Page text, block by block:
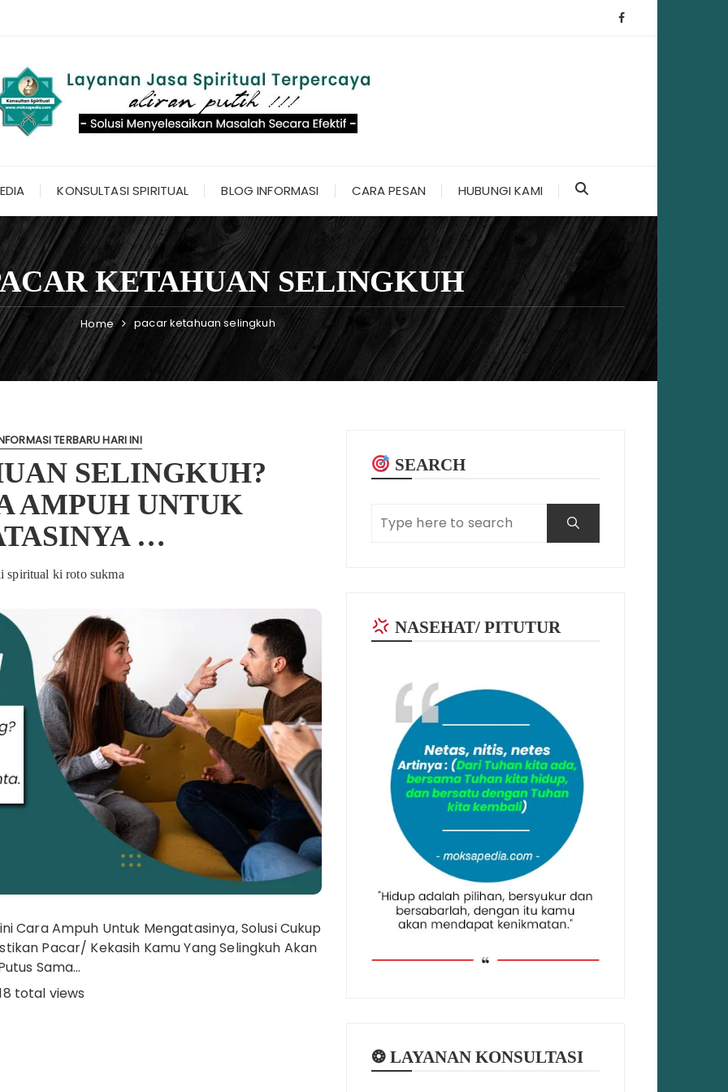
KONSULTASI SPIRITUAL BLOG INFORMASI CARA PESAN HUBUNGI KAMI
KETAHUAN SELINGKUH
Home pacar ketahuan selingkuh
TERBARU HARI INI
SELINGKUH?
AMPUH UNTUK
…
spiritual ki roto sukma
Cara Ampuh Untuk Mengatasinya, Solusi Cukup
Pacar/ Kekasih Kamu Yang Selingkuh Akan
Sama…
total views
SEARCH
NASEHAT/ PITUTUR
❂ LAYANAN KONSULTASI